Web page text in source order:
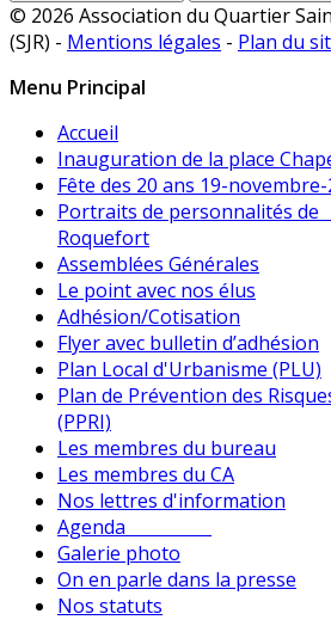
© 2026 Association du Quartier
(SJR) - Mentions légales - Plan du
Menu Principal
Accueil
Inauguration de la place
Fête des 20 ans 19-novembre-
Portraits de personnalités
Roquefort
Assemblées Générales
Le point avec nos élus
Adhésion/Cotisation
Flyer avec bulletin d’adhésion
Plan Local d'Urbanisme (PLU)
Plan de Prévention des
(PPRI)
Les membres du bureau
Les membres du CA
Nos lettres d'information
Agenda
Galerie photo
On en parle dans la presse
Nos statuts